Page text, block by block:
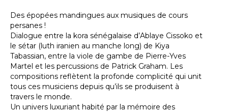
Des épopées mandingues aux musiques de cours
persanes !
Dialogue entre la kora sénégalaise d’Ablaye Cissoko et
le sétar (luth iranien au manche long) de Kiya
Tabassian, entre la viole de gambe de Pierre-Yves
Martel et les percussions de Patrick Graham. Les
compositions reflètent la profonde complicité qui unit
tous ces musiciens depuis qu’ils se produisent à
travers le monde.
Un univers luxuriant habité par la mémoire des